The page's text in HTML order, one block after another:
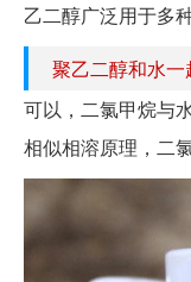
乙二醇广泛用于多
聚乙二醇和水
可以，二氯甲烷与
相似相溶原理，二